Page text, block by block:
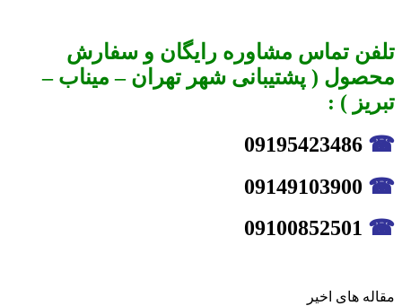
تلفن تماس مشاوره رایگان و سفارش
محصول ( پشتیبانی شهر تهران – میناب –
تبریز ) :
☎
☎
☎
مقاله های اخیر